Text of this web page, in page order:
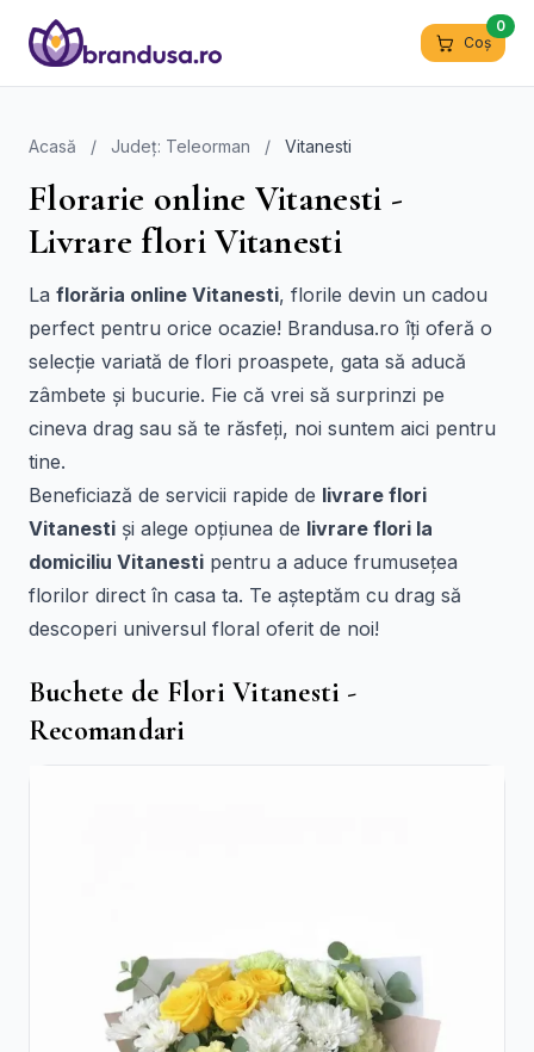
Coș
0
Acasă / Județ: Teleorman / Vitanesti
Florarie online Vitanesti -
Livrare flori Vitanesti
La florăria online Vitanesti, florile devin un cadou
perfect pentru orice ocazie! Brandusa.ro îți oferă o
selecție variată de flori proaspete, gata să aducă
zâmbete și bucurie. Fie că vrei să surprinzi pe
cineva drag sau să te răsfeți, noi suntem aici pentru
tine.
Beneficiază de servicii rapide de livrare flori
Vitanesti și alege opțiunea de livrare flori la
domiciliu Vitanesti pentru a aduce frumusețea
florilor direct în casa ta. Te așteptăm cu drag să
descoperi universul floral oferit de noi!
Buchete de Flori Vitanesti -
Recomandari